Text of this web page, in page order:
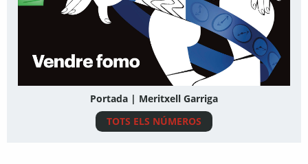
Portada | Meritxell Garriga
TOTS ELS NÚMEROS